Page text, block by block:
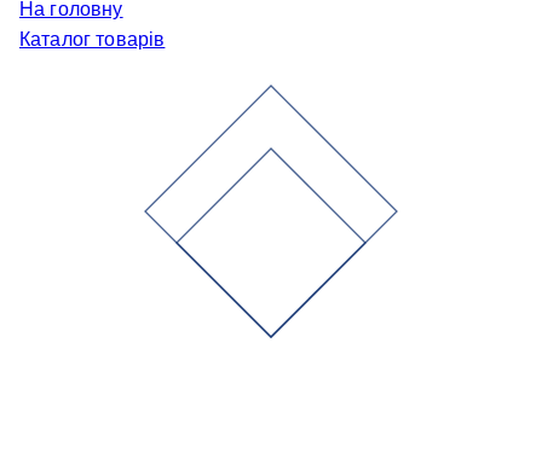
На головну
Каталог товарів